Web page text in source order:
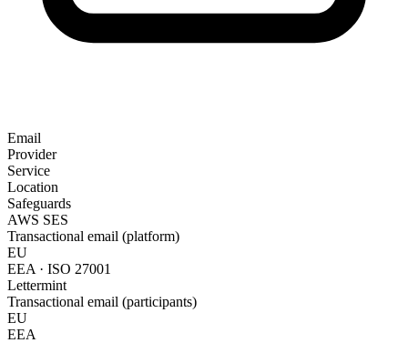
Email
Provider
Service
Location
Safeguards
AWS SES
Transactional email (platform)
EU
EEA · ISO 27001
Lettermint
Transactional email (participants)
EU
EEA